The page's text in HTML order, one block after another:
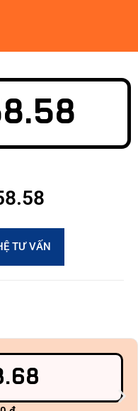
TƯ VẤN